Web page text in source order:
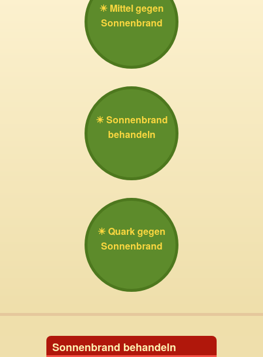
Mittel gegen
Sonnenbrand
Sonnenbrand
behandeln
Quark gegen
Sonnenbrand
Sonnenbrand behandeln